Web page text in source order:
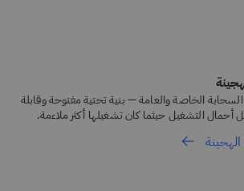
الخاصة والعامة — بنية تحتية مفتوحة وقابلة
أحمال التشغيل حيثما كان تشغيلها أكثر ملاءمة.